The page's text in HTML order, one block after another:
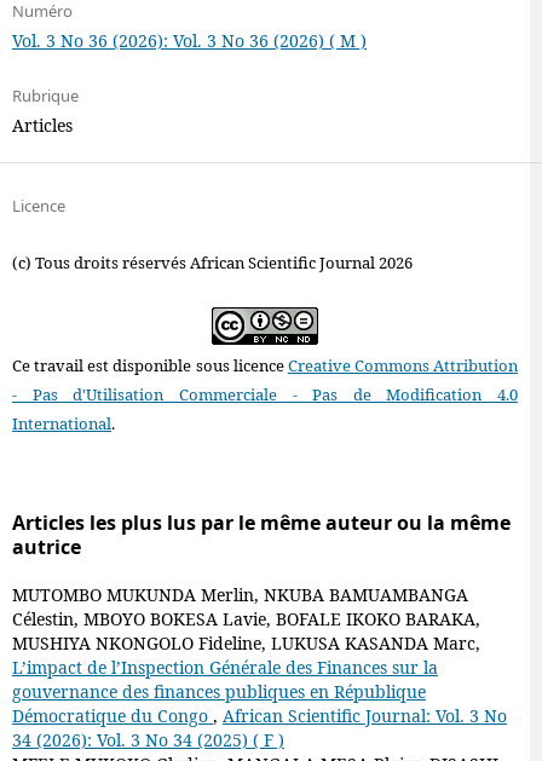
Numéro
Vol. 3 No 36 (2026): Vol. 3 No 36 (2026) ( M )
Rubrique
Articles
Licence
(c) Tous droits réservés African Scientific Journal 2026
Ce travail est disponible sous licenceCreative Commons Attribution
- Pas d'Utilisation Commerciale - Pas de Modification 4.0
International.
Articles les plus lus par le même auteur ou la même
autrice
MUTOMBO MUKUNDA Merlin, NKUBA BAMUAMBANGA
Célestin, MBOYO BOKESA Lavie, BOFALE IKOKO BARAKA,
MUSHIYA NKONGOLO Fideline, LUKUSA KASANDA Marc,
L’impact de l’Inspection Générale des Finances sur la
gouvernance des finances publiques en République
Démocratique du Congo , African Scientific Journal: Vol. 3 No
34 (2026): Vol. 3 No 34 (2025) ( F )